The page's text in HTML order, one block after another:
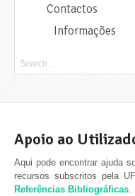
Contactos
Informações
Apoio ao
Aqui pode encontrar ajuda
recursos subscritos pela
Referências Bibliográficas.